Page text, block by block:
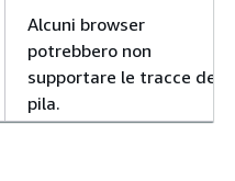
Alcuni browser
potrebbero non
supportare le tracce della
pila.